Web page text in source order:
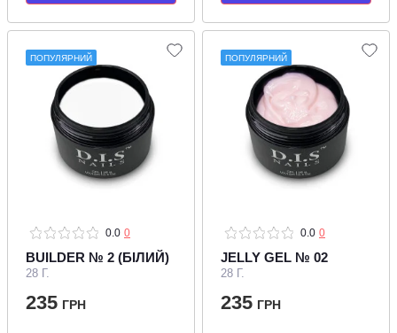
ПОПУЛЯРНИЙ
0.0 0
BUILDER № 2 (БІЛИЙ)
28 Г.
235 ГРН
ПОПУЛЯРНИЙ
0.0 0
JELLY GEL № 02
28 Г.
235 ГРН